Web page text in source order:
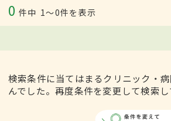
0 件中 1〜0件を表示
検索条件に当てはまるクリニック・
んでした。再度条件を変更して検索し